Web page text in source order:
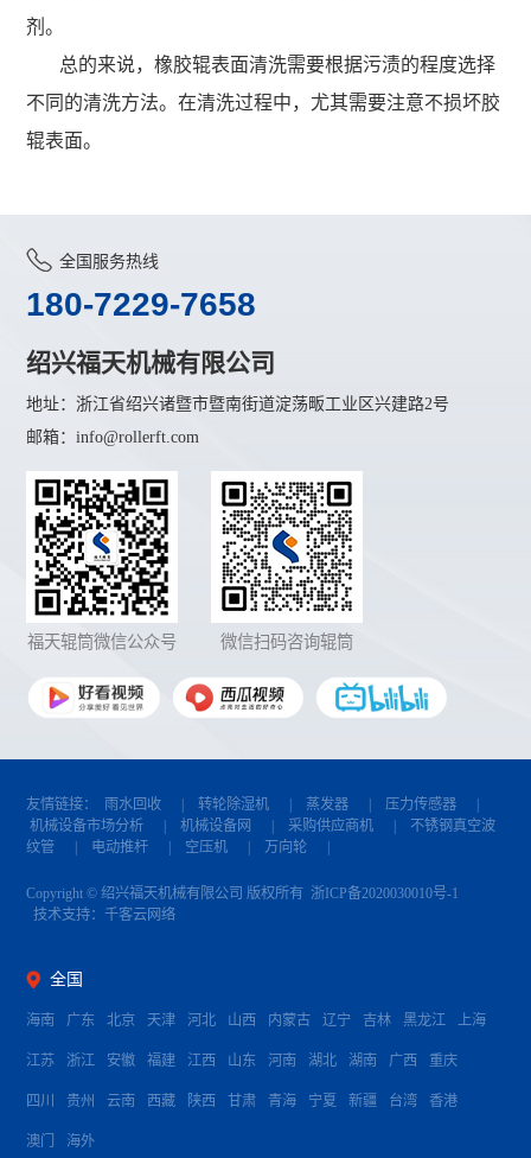
剂。
总的来说，橡胶辊表面清洗需要根据污渍的程度选择
不同的清洗方法。在清洗过程中，尤其需要注意不损坏胶
辊表面。
全国服务热线
180-7229-7658
绍兴福天机械有限公司
地址：浙江省绍兴诸暨市暨南街道淀荡畈工业区兴建路2号
邮箱：info@rollerft.com
福天辊筒微信公众号 微信扫码咨询辊筒
友情链接： 雨水回收 |转轮除湿机 蒸发器 |压力传感器
机械设备市场分析
|机械设备网 |采购供应商机
不锈钢真空波
纹管
电动推杆 空压机 万向轮
Copyright © 绍兴福天机械有限公司 版权所有 浙ICP备2020030010号-1
技术支持：千客云网络
全国
海南 广东 北京 天津 河北 山西 内蒙古 辽宁 吉林 黑龙江 上海
江苏 浙江 安徽 福建 江西 山东 河南 湖北 湖南 广西 重庆
四川 贵州 云南 西藏 陕西 甘肃 青海 宁夏 新疆 台湾 香港
澳门 海外